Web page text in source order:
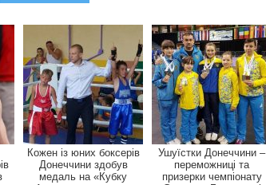
Кожен із юних боксерів
Донеччини здобув
медаль на «Кубку
Ушуїстки Донеччини –
переможниці та
призерки чемпіонату